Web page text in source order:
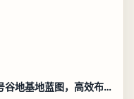
明日方舟终末地25级四号谷地基地蓝图，高效布局规划